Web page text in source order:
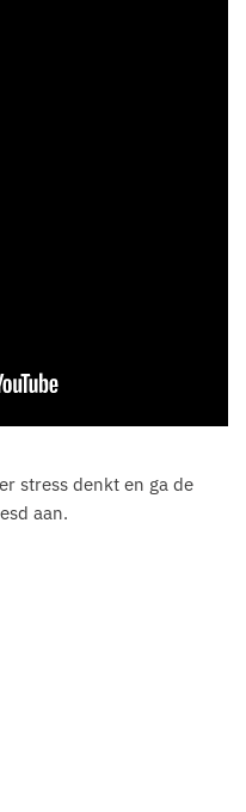
stress denkt en ga de
aan.